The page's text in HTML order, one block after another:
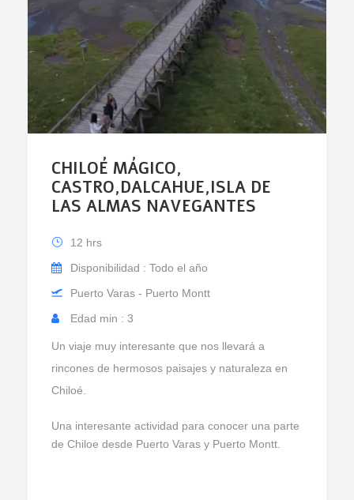
CHILOÉ MÁGICO,
CASTRO,DALCAHUE,ISLA DE
LAS ALMAS NAVEGANTES
12 hrs
Disponibilidad : Todo el año
Puerto Varas - Puerto Montt
Edad min : 3
Un viaje muy interesante que nos llevará a
rincones de hermosos paisajes y naturaleza en
Chiloé.
Una interesante actividad para conocer una parte
de Chiloe desde Puerto Varas y Puerto Montt.